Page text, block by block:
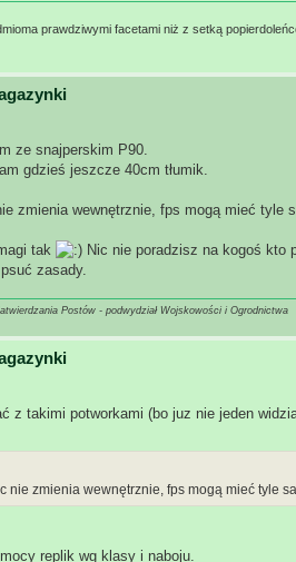
prawdziwymi facetami niż z setką
ze snajperskim P90.
gdzieś jeszcze 40cm tłumik.
zmienia wewnętrznie, fps mogą mieć tyle
tak
Nic nie poradzisz na kogoś kto
zasady.
Postów - podwydział Wojskowości i Ogrodnictwa
z takimi potworkami (bo juz nie jeden
nie zmienia wewnętrznie, fps mogą mieć tyle
replik wg klasy i naboju.